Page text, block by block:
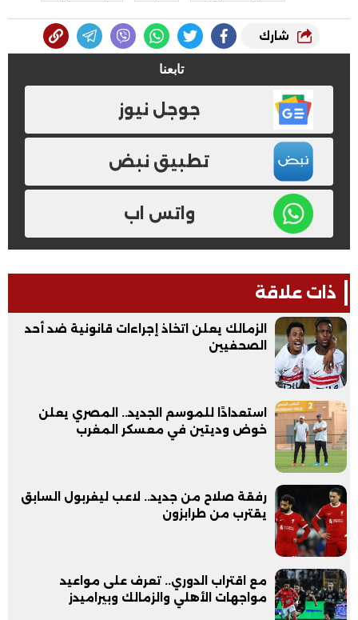
شارك
تابعنا
جوجل نيوز
تطبيق نبض
واتس اب
ذات علاقة
الزمالك يعلن اتخاذ إجراءات قانونية ضد أحد
الصحفيين
استعدادًا للموسم الجديد.. المصري يعلن
خوض وديتين في معسكر المغرب
رفقة صلاح من جديد.. لاعب ليفربول السابق
يقترب من طرابزون
مع اقتراب الدوري.. تعرف على مواعيد
مواجهات الأهلي والزمالك وبيراميدز